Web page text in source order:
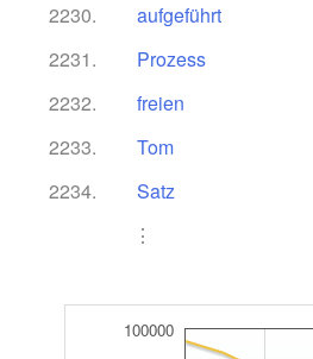
2230.
aufgeführt
2231.
Prozess
2232.
freien
2233.
Tom
2234.
Satz
⋮
100000